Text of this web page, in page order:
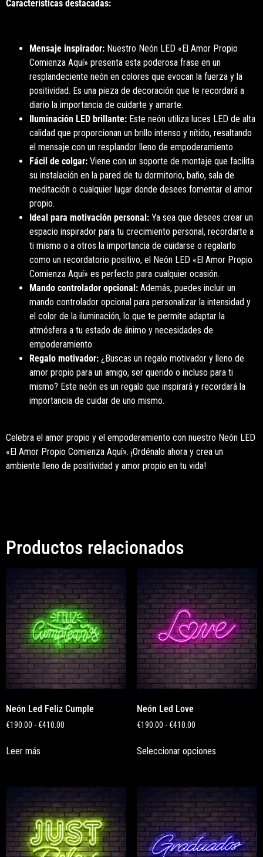
Características destacadas:
Mensaje inspirador: Nuestro Neón LED «El Amor Propio
Comienza Aquí» presenta esta poderosa frase en un
resplandeciente neón en colores que evocan la fuerza y la
positividad. Es una pieza de decoración que te recordará a
diario la importancia de cuidarte y amarte.
Iluminación LED brillante: Este neón utiliza luces LED de alta
calidad que proporcionan un brillo intenso y nítido, resaltando
el mensaje con un resplandor lleno de empoderamiento.
Fácil de colgar: Viene con un soporte de montaje que facilita
su instalación en la pared de tu dormitorio, baño, sala de
meditación o cualquier lugar donde desees fomentar el amor
propio.
Ideal para motivación personal: Ya sea que desees crear un
espacio inspirador para tu crecimiento personal, recordarte a
ti mismo o a otros la importancia de cuidarse o regalarlo
como un recordatorio positivo, el Neón LED «El Amor Propio
Comienza Aquí» es perfecto para cualquier ocasión.
Mando controlador opcional: Además, puedes incluir un
mando controlador opcional para personalizar la intensidad y
el color de la iluminación, lo que te permite adaptar la
atmósfera a tu estado de ánimo y necesidades de
empoderamiento.
Regalo motivador: ¿Buscas un regalo motivador y lleno de
amor propio para un amigo, ser querido o incluso para ti
mismo? Este neón es un regalo que inspirará y recordará la
importancia de cuidar de uno mismo.
Celebra el amor propio y el empoderamiento con nuestro Neón LED
«El Amor Propio Comienza Aquí». ¡Ordénalo ahora y crea un
ambiente lleno de positividad y amor propio en tu vida!
Productos relacionados
Neón Led Feliz Cumple
€190.00 -€410.00
Leer más
Neón Led Love
€190.00 - €410.00
Seleccionar opciones